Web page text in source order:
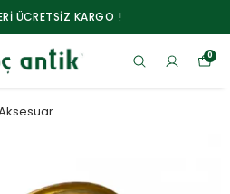
ÜCRETSİZ KARGO !
0